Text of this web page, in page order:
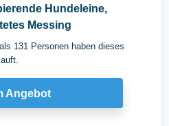
Hundeleine,
Messing
131 Personen haben dieses
Angebot